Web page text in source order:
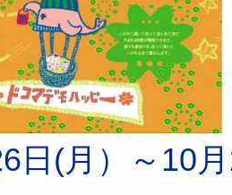
日(月）～10